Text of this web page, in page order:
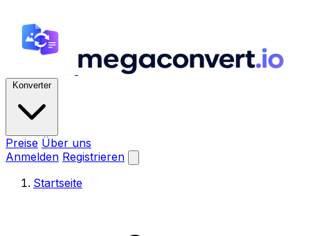
Konverter
Preise Über uns
Anmelden Registrieren
Startseite